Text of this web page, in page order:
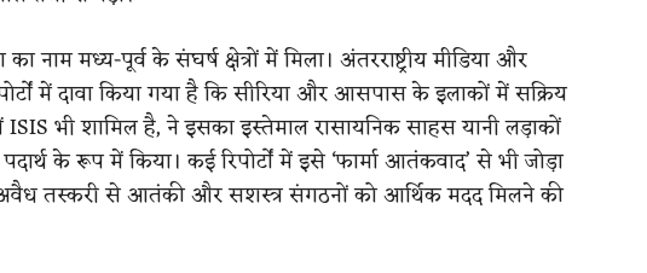
का नाम मध्य-पूर्व के संघर्ष क्षेत्रों में मिला। अंतरराष्ट्रीय मीडिया और
में दावा किया गया है कि सीरिया और आसपास के इलाकों में सक्रिय
भी शामिल है, ने इसका इस्तेमाल रासायनिक साहस यानी लड़ाकों
के रूप में किया। कई रिपोर्टों में इसे ‘फार्मा आतंकवाद’ से भी जोड़ा
अवैध तस्करी से आतंकी और सशस्त्र संगठनों को आर्थिक मदद मिलने की